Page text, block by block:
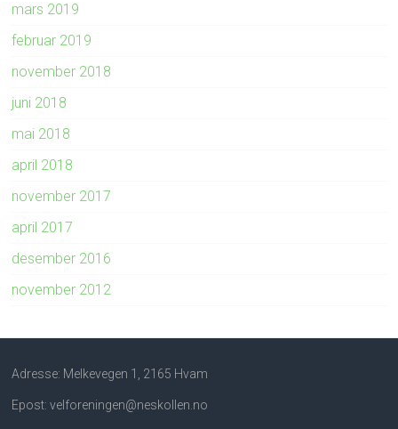
mars 2019
februar 2019
november 2018
juni 2018
mai 2018
april 2018
november 2017
april 2017
desember 2016
november 2012
Adresse: Melkevegen 1, 2165 Hvam
Epost: velforeningen@neskollen.no